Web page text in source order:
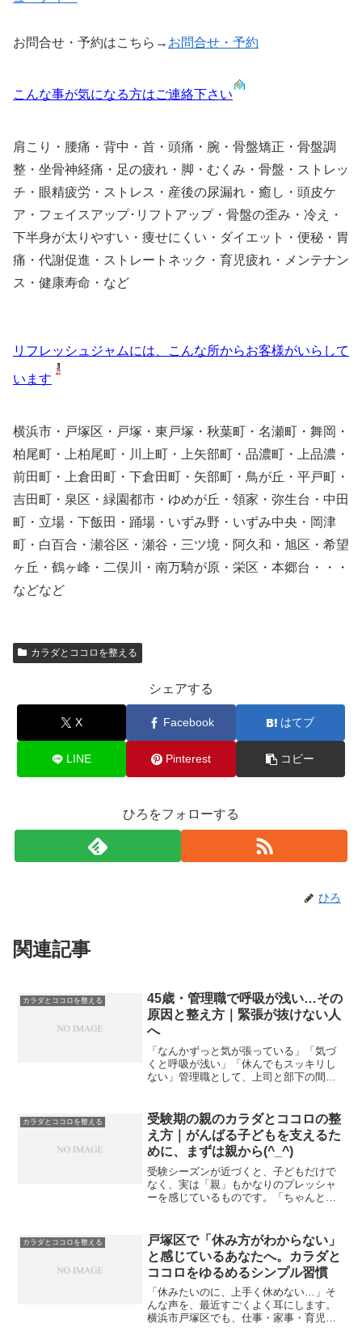
お問合せ・予約はこちら→ お問合せ・予約
こんな事が気になる方はご連絡下さい
肩こり・腰痛・背中・首・頭痛・腕・骨盤矯正・骨盤調
整・坐骨神経痛・足の疲れ・脚・むくみ・骨盤・ストレッ
チ・眼精疲労・ストレス・産後の尿漏れ・癒し・頭皮ケ
ア・フェイスアップ･リフトアップ・骨盤の歪み・冷え・
下半身が太りやすい・痩せにくい・ダイエット・便秘・胃
痛・代謝促進・ストレートネック・育児疲れ・メンテナン
ス・健康寿命・など
リフレッシュジャムには、こんな所からお客様がいらして
います
横浜市・戸塚区・戸塚・東戸塚・秋葉町・名瀬町・舞岡・
柏尾町・上柏尾町・川上町・上矢部町・品濃町・上品濃・
前田町・上倉田町・下倉田町・矢部町・鳥が丘・平戸町・
吉田町・泉区・緑園都市・ゆめが丘・領家・弥生台・中田
町・立場・下飯田・踊場・いずみ野・いずみ中央・岡津
町・白百合・瀬谷区・瀬谷・三ツ境・阿久和・旭区・希望
ヶ丘・鶴ヶ峰・二俣川・南万騎が原・栄区・本郷台・・・
などなど
カラダとココロを整える
シェアする
X Facebook はてブ
LINE Pinterest コピー
ひろをフォローする
ひろ
関連記事
カラダとココロを整える
45歳・管理職で呼吸が浅い…その
原因と整え方｜緊張が抜けない人
へ
「なんかずっと気が張っている」「気づ
くと呼吸が浅い」「休んでもスッキリし
ない」管理職として、上司と部下の間に
状態、**“無意識の緊張が続いているサイ
ン”**かもしれませ...
カラダとココロを整える
受験期の親のカラダとココロの整
え方｜がんばる子どもを支えるた
めに、まずは親から(^_^)
受験シーズンが近づくと、子どもだけで
なく、実は「親」もかなりのプレッシャ
ーを感じているものです。「ちゃんとサ
になると、子どもにも伝わってしまいそ
う…」そんな風に、気づか...
カラダとココロを整える
戸塚区で「休み方がわからない」
と感じているあなたへ。カラダと
ココロをゆるめるシンプル習慣
「休みたいのに、上手く休めない…」そ
んな声を、最近すごくよく耳にします。
横浜市戸塚区でも、仕事・家事・育児・